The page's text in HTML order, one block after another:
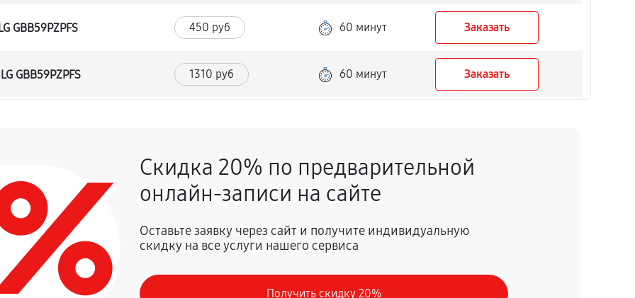
GBB59PZPFS 450 руб 60 минут Заказать
GBB59PZPFS 1310 руб 60 минут Заказать
590 руб 60 минут Заказать
Скидка 20% по предварительной
онлайн-записи на сайте
Оставьте заявку через сайт и получите индивидуальную
скидку на все услуги нашего сервиса
Получить скидку 20%